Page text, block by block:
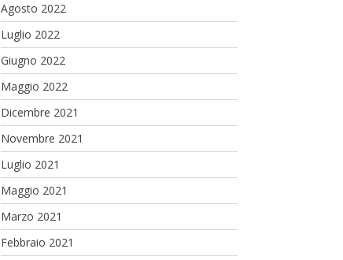
Agosto 2022
Luglio 2022
Giugno 2022
Maggio 2022
Dicembre 2021
Novembre 2021
Luglio 2021
Maggio 2021
Marzo 2021
Febbraio 2021